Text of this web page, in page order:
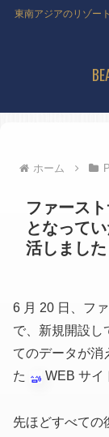
東南アジアのリゾー
ホーム
ファース
となって
活しました
6 月 20 日、フ
で、新規開設し
てのデータが消
た
WEB サイ
先ほどすべての